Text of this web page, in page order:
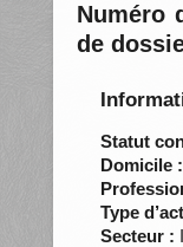
Numéro
de
Statut
Domicile :
Type
Secteur :